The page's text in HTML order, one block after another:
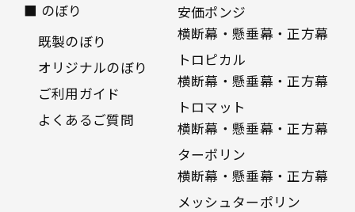
■ のぼり
既製のぼり
オリジナルのぼり
ご利用ガイド
よくあるご質問
安価ポンジ
横断幕・懸垂幕・正方幕
トロピカル
横断幕・懸垂幕・正方幕
トロマット
横断幕・懸垂幕・正方幕
ターポリン
横断幕・懸垂幕・正方幕
メッシュターポリン